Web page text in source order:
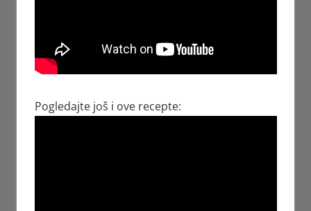
Pogledajte još i ove recepte: